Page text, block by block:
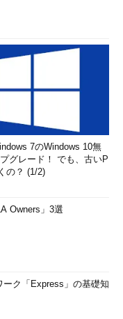
7のWindows 10無
グレード！ でも、古いP
の？ (1/2)
Owners」3選
ーク「Express」の基礎知